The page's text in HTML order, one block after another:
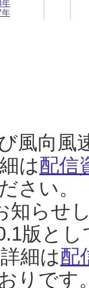
年
年
風向風
は配信
さい。
知らせ
版と
細は配
りです